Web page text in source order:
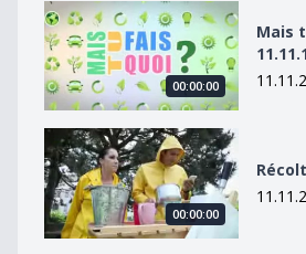
Mais tu fais quoi ? du 11.11.13
00:00:00
Mais
Récolter l&#039;eau de pluie
00:00:00